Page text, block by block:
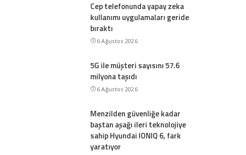
Cep telefonunda yapay zeka
kullanımı uygulamaları geride
bıraktı
6 Ağustos 2026
5G ile müşteri sayısını 57.6
milyona taşıdı
6 Ağustos 2026
Menzilden güvenliğe kadar
baştan aşağı ileri teknolojiye
sahip Hyundai IONIQ 6, fark
yaratıyor